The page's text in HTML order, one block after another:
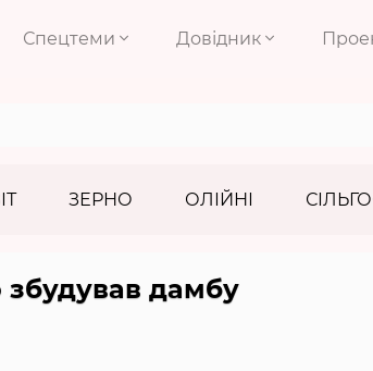
Спецтеми Довідник
ЗЕРНО ОЛІЙНІ
дамбу